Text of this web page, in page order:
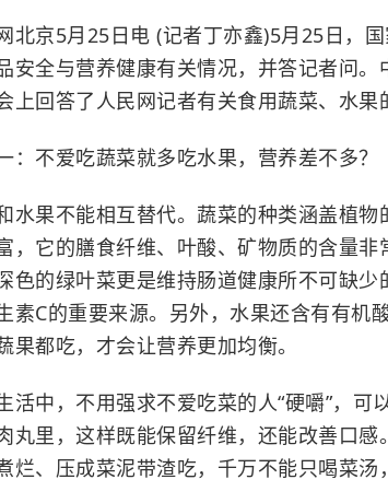
北京5月25日电 (记者丁亦鑫)5月25日，
安全与营养健康有关情况，并答记者问
上回答了人民网记者有关食用蔬菜、水果
：不爱吃蔬菜就多吃水果，营养差不多？
水果不能相互替代。蔬菜的种类涵盖植
，它的膳食纤维、叶酸、矿物质的含量非
色的绿叶菜更是维持肠道健康所不可缺少
素C的重要来源。另外，水果还含有有机
果都吃，才会让营养更加均衡。
活中，不用强求不爱吃菜的人“硬嚼”，可
丸里，这样既能保留纤维，还能改善口
烂、压成菜泥带渣吃，千万不能只喝菜汤